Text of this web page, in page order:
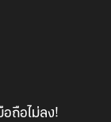
ถือไม่ลง!